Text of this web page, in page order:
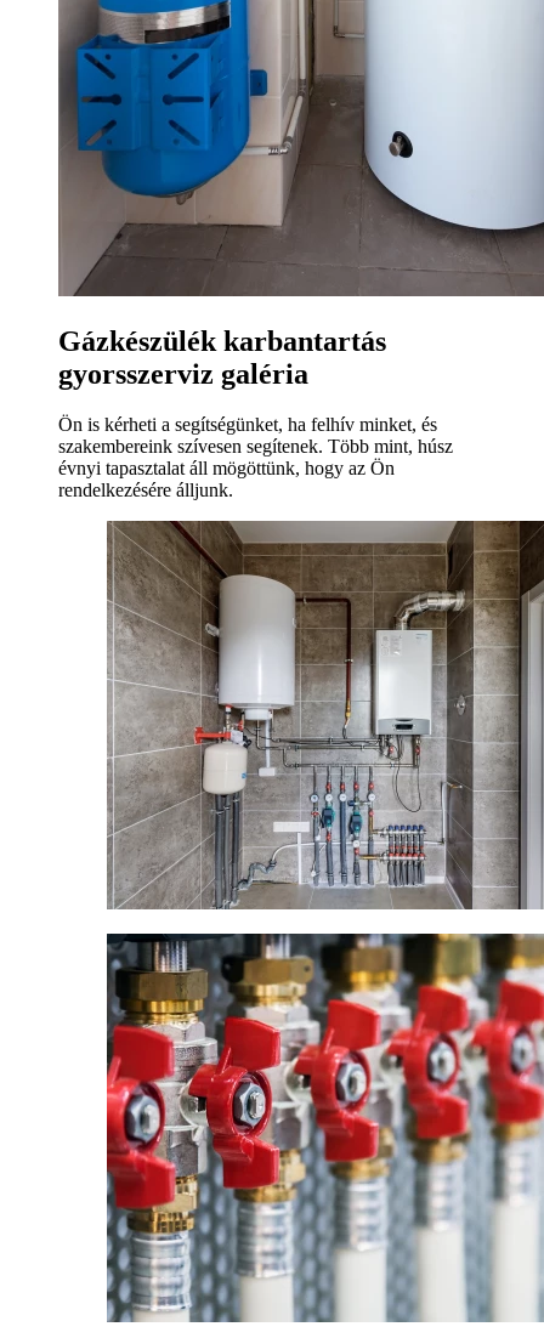
Gázkészülék karbantartás
gyorsszerviz galéria
Ön is kérheti a segítségünket, ha felhív minket, és
szakembereink szívesen segítenek. Több mint, húsz
évnyi tapasztalat áll mögöttünk, hogy az Ön
rendelkezésére álljunk.